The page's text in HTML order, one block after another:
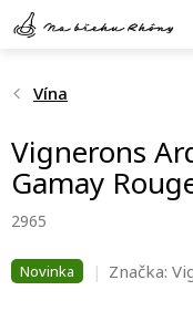
Přejít
na
Vína
Vignerons
Gamay
2965
Novinka Značka: